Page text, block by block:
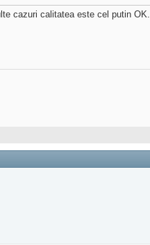
cazuri calitatea este cel putin OK.